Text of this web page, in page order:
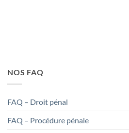
NOS FAQ
FAQ – Droit pénal
FAQ – Procédure pénale